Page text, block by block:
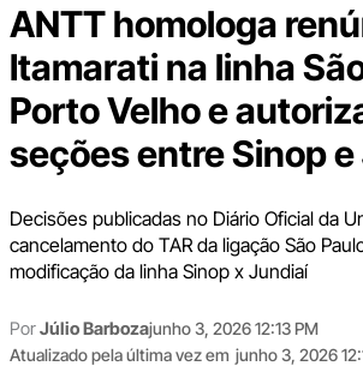
ANTT homologa
Itamarati na linha
Porto Velho e
seções entre Sinop
Decisões publicadas no Diário Oficial da
cancelamento do TAR da ligação São
modificação da linha Sinop x Jundiaí
PorJúlio Barbozajunho 3, 2026 12:13 PM
Atualizado pela última vez em junho 3, 2026